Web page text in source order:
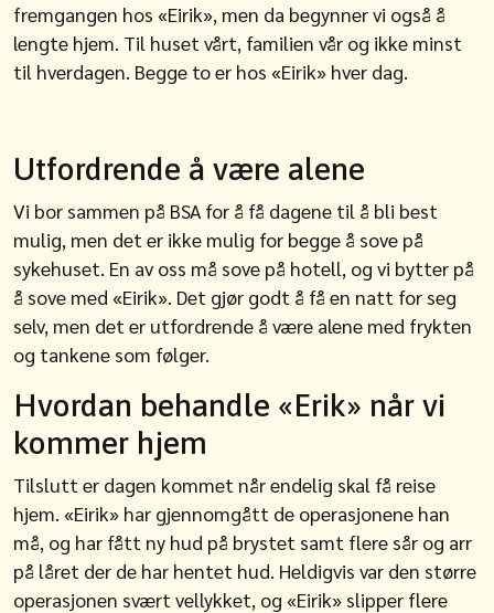
fremgangen hos «Eirik», men da begynner vi også å
lengte hjem. Til huset vårt, familien vår og ikke minst
til hverdagen. Begge to er hos «Eirik» hver dag.
Utfordrende å være alene
Vi bor sammen på BSA for å få dagene til å bli best
mulig, men det er ikke mulig for begge å sove på
sykehuset. En av oss må sove på hotell, og vi bytter på
å sove med «Eirik». Det gjør godt å få en natt for seg
selv, men det er utfordrende å være alene med frykten
og tankene som følger.
Hvordan behandle «Erik» når vi
kommer hjem
Tilslutt er dagen kommet når endelig skal få reise
hjem. «Eirik» har gjennomgått de operasjonene han
må, og har fått ny hud på brystet samt flere sår og arr
på låret der de har hentet hud. Heldigvis var den større
operasjonen svært vellykket, og «Eirik» slipper flere